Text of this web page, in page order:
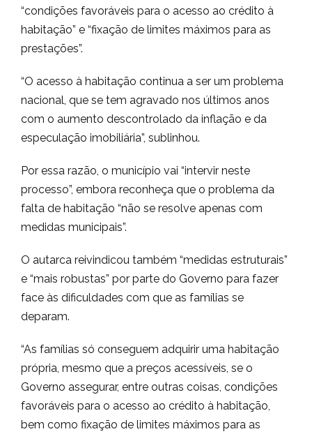
“condições favoráveis para o acesso ao crédito à
habitação” e “fixação de limites máximos para as
prestações”.
“O acesso à habitação continua a ser um problema
nacional, que se tem agravado nos últimos anos
com o aumento descontrolado da inflação e da
especulação imobiliária”, sublinhou.
Por essa razão, o município vai “intervir neste
processo”, embora reconheça que o problema da
falta de habitação “não se resolve apenas com
medidas municipais”.
O autarca reivindicou também “medidas estruturais”
e “mais robustas” por parte do Governo para fazer
face às dificuldades com que as famílias se
deparam.
“As famílias só conseguem adquirir uma habitação
própria, mesmo que a preços acessíveis, se o
Governo assegurar, entre outras coisas, condições
favoráveis para o acesso ao crédito à habitação,
bem como fixação de limites máximos para as